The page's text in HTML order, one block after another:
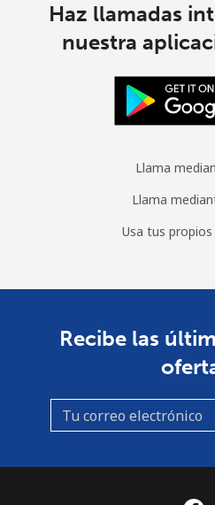
Haz llamadas
nuestra
Llama
Llama
Usa tus
Recibe las